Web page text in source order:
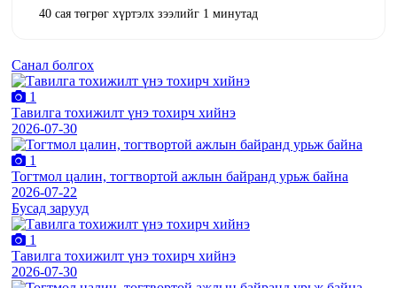
40 сая төгрөг хүртэлх зээлийг 1 минутад
Санал болгох
1
Тавилга тохижилт үнэ тохирч хийнэ
2026-07-30
1
Тогтмол цалин, тогтвортой ажлын байранд урьж байна
2026-07-22
Бусад зарууд
1
Тавилга тохижилт үнэ тохирч хийнэ
2026-07-30